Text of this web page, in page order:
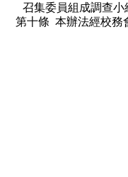
召集委員組成調查
第十條 本辦法經校務